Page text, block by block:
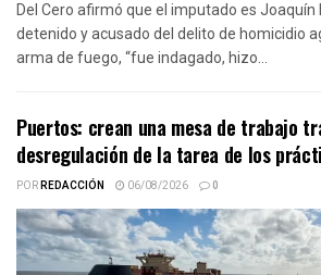
Del Cero afirmó que el imputado es
detenido y acusado del delito de homicidio
arma de fuego, “fue indagado, hizo...
Puertos: crean una mesa de trabajo
desregulación de la tarea de los
PORREDACCIÓN 06/08/2026 0